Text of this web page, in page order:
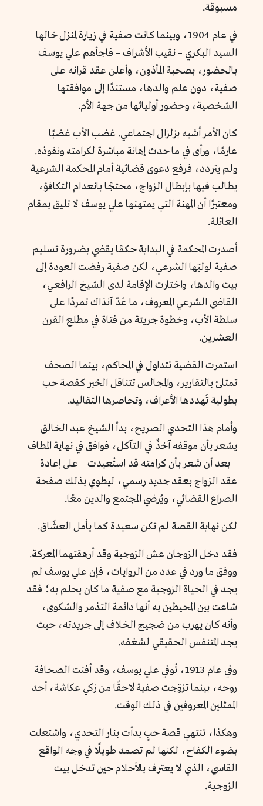
مسبوقة.
في عام 1904، وبينما كانت صفية في زيارة لمنزل خالها
السيد البكري – نقيب الأشراف – فاجأهم علي يوسف
بالحضور، بصحبة المأذون، وأعلن عقد قرانه على
صفية، دون علم والدها، مستندًا إلى موافقتها
الشخصية، وحضور أوليائها من جهة الأم.
كان الأمر أشبه بزلزال اجتماعي. غضب الأب غضبًا
عارمًا، ورأى في ما حدث إهانة مباشرة لكرامته ونفوذه.
ولم يتردد، فرفع دعوى قضائية أمام المحكمة الشرعية
يطالب فيها بإبطال الزواج، محتجًا بانعدام التكافؤ،
ومعتبرًا أن المهنة التي يمتهنها علي يوسف لا تليق بمقام
العائلة.
أصدرت المحكمة في البداية حكمًا يقضي بضرورة تسليم
صفية لوليّها الشرعي، لكن صفية رفضت العودة إلى
بيت والدها، واختارت الإقامة لدى الشيخ الرافعي،
القاضي الشرعي المعروف، ما عُدّ آنذاك تمردًا على
سلطة الأب، وخطوة جريئة من فتاة في مطلع القرن
العشرين.
استمرت القضية تتداول في المحاكم، بينما الصحف
تمتلئ بالتقارير، والمجالس تتناقل الخبر كقصة حب
بطولية تُهددها الأعراف، وتحاصرها التقاليد.
وأمام هذا التحدي الصريح، بدأ الشيخ عبد الخالق
يشعر بأن موقفه آخذٌ في التآكل، فوافق في نهاية المطاف
– بعد أن شعر بأن كرامته قد استُعيدت – على إعادة
عقد الزواج بعقد جديد رسمي، ليطوي بذلك صفحة
الصراع القضائي، ويُرضي المجتمع والدين معًا.
لكن نهاية القصة لم تكن سعيدة كما يأمل العشّاق.
فقد دخل الزوجان عش الزوجية وقد أرهقتهما المعركة.
ووفق ما ورد في عدد من الروايات، فإن علي يوسف لم
يجد في الحياة الزوجية مع صفية ما كان يحلم به؛ فقد
شاعت بين المحيطين به أنها دائمة التذمر والشكوى،
وأنه كان يهرب من ضجيج الخلاف إلى جريدته، حيث
يجد المتنفس الحقيقي لشغفه.
وفي عام 1913، تُوفي علي يوسف، وقد أفنت الصحافة
روحه، بينما تزوّجت صفية لاحقًا من زكي عكاشة، أحد
الممثلين المعروفين في ذلك الوقت.
وهكذا، تنتهي قصة حبٍ بدأت بنار التحدي، واشتعلت
بضوء الكفاح، لكنها لم تصمد طويلًا في وجه الواقع
القاسي، الذي لا يعترف بالأحلام حين تدخل بيت
الزوجية.